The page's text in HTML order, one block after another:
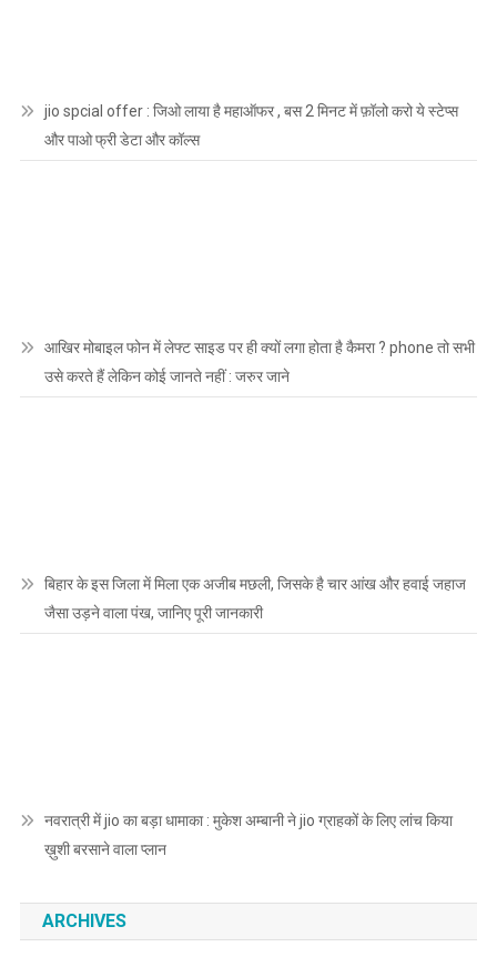
jio spcial offer : जिओ लाया है महाऑफर , बस 2 मिनट में फ़ॉलो करो ये स्टेप्स
और पाओ फ्री डेटा और कॉल्स
आखिर मोबाइल फोन में लेफ्ट साइड पर ही क्यों लगा होता है कैमरा ? phone तो सभी
उसे करते हैं लेकिन कोई जानते नहीं : जरुर जाने
बिहार के इस जिला में मिला एक अजीब मछली, जिसके है चार आंख और हवाई जहाज
जैसा उड़ने वाला पंख, जानिए पूरी जानकारी
नवरात्री में jio का बड़ा धामाका : मुकेश अम्बानी ने jio ग्राहकों के लिए लांच किया
ख़ुशी बरसाने वाला प्लान
ARCHIVES